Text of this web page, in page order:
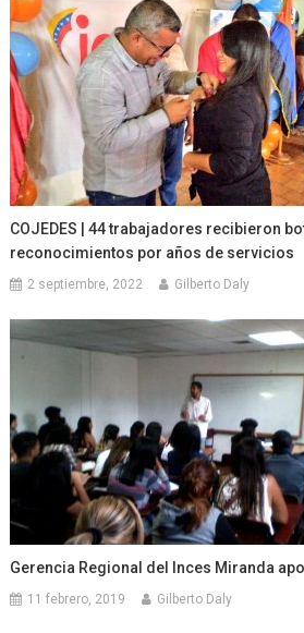
COJEDES | 44 trabajadores recibieron
reconocimientos por años de servicios
2 septiembre, 2022 Gilberto Daly
Gerencia Regional del Inces Miranda
11 febrero, 2019 Gilberto Daly